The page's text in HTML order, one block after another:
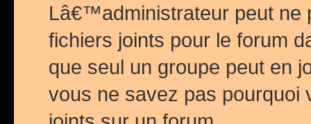
Lâ€™administrateur peut
fichiers joints pour le forum
que seul un groupe peut en
vous ne savez pas pourquoi